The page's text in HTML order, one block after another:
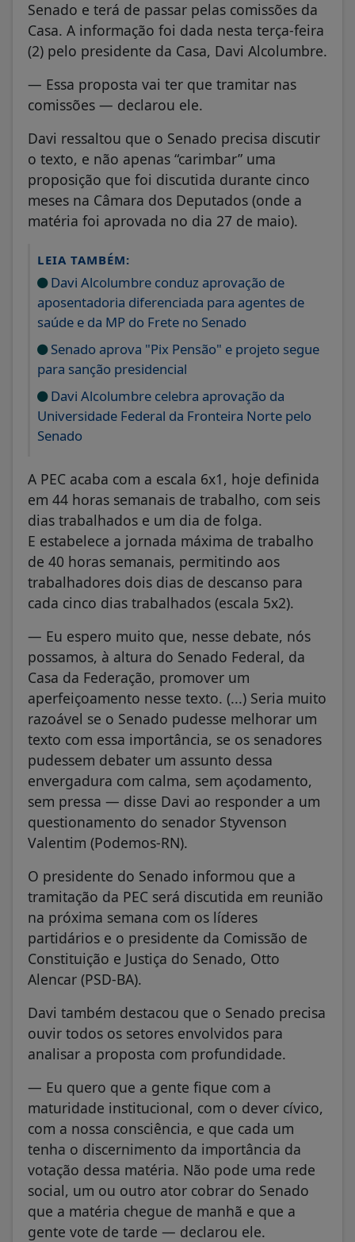
Senado e terá de passar pelas comissões da
Casa. A informação foi dada nesta terça-feira
(2) pelo presidente da Casa, Davi Alcolumbre.
— Essa proposta vai ter que tramitar nas
comissões — declarou ele.
Davi ressaltou que o Senado precisa discutir
o texto, e não apenas “carimbar” uma
proposição que foi discutida durante cinco
meses na Câmara dos Deputados (onde a
matéria foi aprovada no dia 27 de maio).
LEIA TAMBÉM:
Davi Alcolumbre conduz aprovação de
aposentadoria diferenciada para agentes de
saúde e da MP do Frete no Senado
Senado aprova "Pix Pensão" e projeto segue
para sanção presidencial
Davi Alcolumbre celebra aprovação da
Universidade Federal da Fronteira Norte pelo
Senado
A PEC acaba com a escala 6x1, hoje definida
em 44 horas semanais de trabalho, com seis
dias trabalhados e um dia de folga.
E estabelece a jornada máxima de trabalho
de 40 horas semanais, permitindo aos
trabalhadores dois dias de descanso para
cada cinco dias trabalhados (escala 5x2).
— Eu espero muito que, nesse debate, nós
possamos, à altura do Senado Federal, da
Casa da Federação, promover um
aperfeiçoamento nesse texto. (...) Seria muito
razoável se o Senado pudesse melhorar um
texto com essa importância, se os senadores
pudessem debater um assunto dessa
envergadura com calma, sem açodamento,
sem pressa — disse Davi ao responder a um
questionamento do senador Styvenson
Valentim (Podemos-RN).
O presidente do Senado informou que a
tramitação da PEC será discutida em reunião
na próxima semana com os líderes
partidários e o presidente da Comissão de
Constituição e Justiça do Senado, Otto
Alencar (PSD-BA).
Davi também destacou que o Senado precisa
ouvir todos os setores envolvidos para
analisar a proposta com profundidade.
— Eu quero que a gente fique com a
maturidade institucional, com o dever cívico,
com a nossa consciência, e que cada um
tenha o discernimento da importância da
votação dessa matéria. Não pode uma rede
social, um ou outro ator cobrar do Senado
que a matéria chegue de manhã e que a
gente vote de tarde — declarou ele.